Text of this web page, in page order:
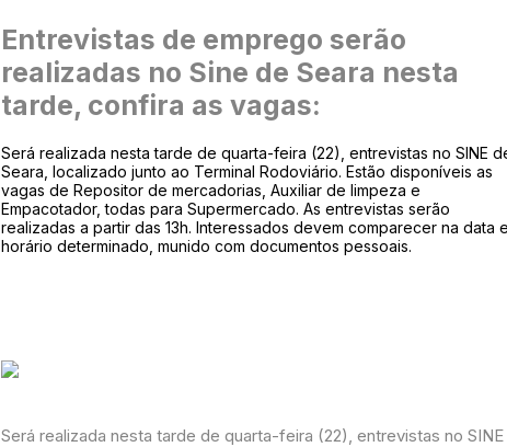
Entrevistas de emprego serão
realizadas no Sine de Seara nesta
tarde, confira as vagas:
Será realizada nesta tarde de quarta-feira (22), entrevistas no SINE
Seara, localizado junto ao Terminal Rodoviário. Estão disponíveis as
vagas de Repositor de mercadorias, Auxiliar de limpeza e
Empacotador, todas para Supermercado. As entrevistas serão
realizadas a partir das 13h. Interessados devem comparecer na data
horário determinado, munido com documentos pessoais.
Será realizada nesta tarde de quarta-feira (22), entrevistas no SINE